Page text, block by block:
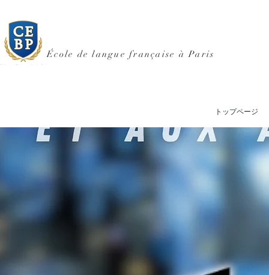
École de langue française à Paris
トップページ